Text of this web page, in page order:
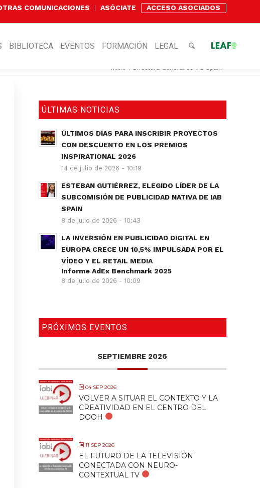
COMUNICACIONES ASÓCIATE
ACCESO ASOCIADOS
BIBLIOTECA EVENTOS FORMACIÓN LEGAL
Inicio / Directora General de IAB Spain
ÚLTIMAS NOTICIAS
ÚLTIMOS DÍAS PARA INSCRIBIR PROYECTOS
CON DESCUENTO EN LOS PREMIOS
INSPIRATIONAL 2026
14 de julio de 2026 - 10:19
ESTEBAN GUTIÉRREZ, ELEGIDO LÍDER DE LA
SUBCOMISIÓN DE PUBLICIDAD NATIVA DE IAB
SPAIN
8 de julio de 2026 - 10:43
LA INVERSIÓN EN PUBLICIDAD DIGITAL EN
EUROPA CRECE UN 10,5% IMPULSADA POR EL
VÍDEO Y EL RETAIL MEDIA
Informe AdEx Benchmark 2025
8 de julio de 2026 - 10:09
PRÓXIMOS EVENTOS
SEPTIEMBRE 2026
04 SEP 2026
VOLVER A SITUAR EL CONTEXTO Y LA
CREATIVIDAD EN EL CENTRO DEL
DOOH
11 SEP 2026
EL FUTURO DE LA TELEVISIÓN
CONECTADA CON NEURO-
CONTEXTUAL TV